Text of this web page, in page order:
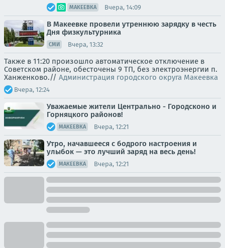
МАКЕЕВКА Вчера, 14:09
В Макеевке провели утреннюю зарядку в честь
Дня физкультурника
СМИ Вчера, 13:32
Также в 11:20 произошло автоматическое отключение в
Советском районе, обесточены 9 ТП, без электроэнергии п.
Ханженково.// Администрация городского округа Макеевка
Вчера, 12:24
Уважаемые жители Центрально - Городсконо и
Горняцкого районов!
МАКЕЕВКА Вчера, 12:21
Утро, начавшееся с бодрого настроения и
улыбок — это лучший заряд на весь день!
МАКЕЕВКА Вчера, 12:21